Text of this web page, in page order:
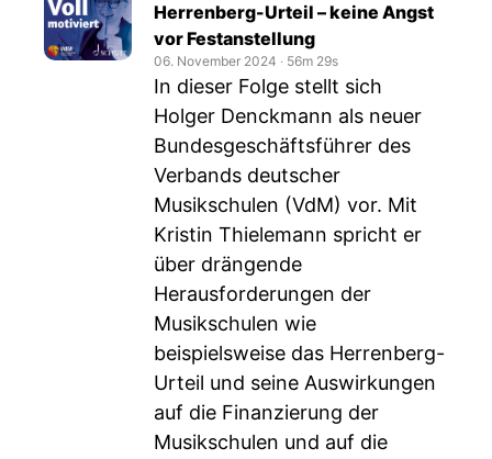
Herrenberg-Urteil – keine Angst
vor Festanstellung
06. November 2024 ‧ 56m 29s
In dieser Folge stellt sich
Holger Denckmann als neuer
Bundesgeschäftsführer des
Verbands deutscher
Musikschulen (VdM) vor. Mit
Kristin Thielemann spricht er
über drängende
Herausforderungen der
Musikschulen wie
beispielsweise das Herrenberg-
Urteil und seine Auswirkungen
auf die Finanzierung der
Musikschulen und auf die